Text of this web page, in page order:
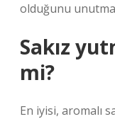
olduğunu
Sakız
mi?
En iyisi, aromalı